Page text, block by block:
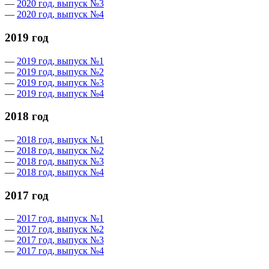
— 2020 год, выпуск №3
— 2020 год, выпуск №4
2019 год
— 2019 год, выпуск №1
— 2019 год, выпуск №2
— 2019 год, выпуск №3
— 2019 год, выпуск №4
2018 год
— 2018 год, выпуск №1
— 2018 год, выпуск №2
— 2018 год, выпуск №3
— 2018 год, выпуск №4
2017 год
— 2017 год, выпуск №1
— 2017 год, выпуск №2
— 2017 год, выпуск №3
— 2017 год, выпуск №4